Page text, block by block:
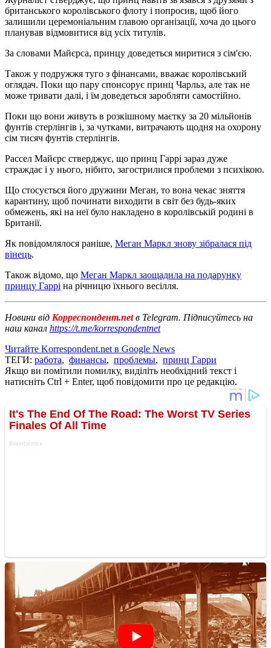
британського королівського флоту і попросив, щоб його
залишили церемоніальним главою організації, хоча до цього
планував відмовитися від усіх титулів.
За словами Майєрса, принцу доведеться миритися з сім'єю.
Також у подружжя туго з фінансами, вважає королівський
оглядач. Поки що пару спонсорує принц Чарльз, але так не
може тривати далі, і їм доведеться заробляти самостійно.
Поки що вони живуть в розкішному маєтку за 20 мільйонів
фунтів стерлінгів і, за чутками, витрачають щодня на охорону
сім тисяч фунтів стерлінгів.
Рассел Майєрс стверджує, що принц Гаррі зараз дуже
страждає і у нього, нібито, загострилися проблеми з психікою.
Що стосується його дружини Меган, то вона чекає зняття
карантину, щоб починати виходити в світ без будь-яких
обмежень, які на неї було накладено в королівській родині в
Британії.
Як повідомлялося раніше, Меган Маркл знову зібралася під
вінець.
Також відомо, що Меган Маркл заощадила на подарунку
принцу Гаррі на річницю їхнього весілля.
Новини від Корреспондент.netв Telegram. Підписуйтесь на
наш канал https://t.me/korrespondentnet
Читайте Korrespondent.net в Google News
ТЕГИ: работа, финансы, проблемы, принц Гарри
Якщо ви помітили помилку, виділіть необхідний текст і
натисніть Ctrl + Enter, щоб повідомити про це редакцію.